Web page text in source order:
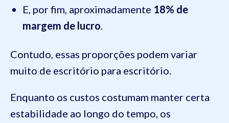
E, por fim, aproximadamente 18% de
margem de lucro.
Contudo, essas proporções podem variar
muito de escritório para escritório.
Enquanto os custos costumam manter certa
estabilidade ao longo do tempo, os